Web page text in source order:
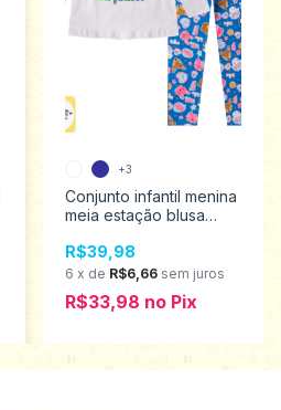
Conjunto infantil menina
meia estação blusa
estampada Analê
tamanho 1 ao 3 505
R$39,98
6 x de R$6,66 sem juros
R$33,98 no Pix
+3